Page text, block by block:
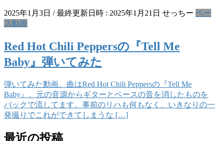
2025年1月3日 / 最終更新日時 : 2025年1月21日 せっちー ベー
ス動画
Red Hot Chili Peppersの『Tell Me
Baby』弾いてみた
弾いてみた動画。曲はRed Hot Chili Peppersの『Tell Me
Baby』。元の音源からギターとベースの音を消したものを
バックで流してます。事前のリハも何もなく、いきなりの一
発撮りでこれができてしまうな […]
最近の投稿